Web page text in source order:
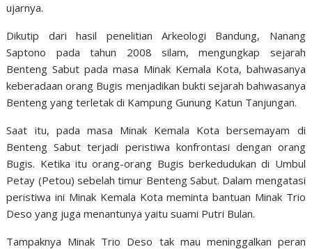
ujarnya.
Dikutip dari hasil penelitian Arkeologi Bandung, Nanang
Saptono pada tahun 2008 silam, mengungkap sejarah
Benteng Sabut pada masa Minak Kemala Kota, bahwasanya
keberadaan orang Bugis menjadikan bukti sejarah bahwasanya
Benteng yang terletak di Kampung Gunung Katun Tanjungan.
Saat itu, pada masa Minak Kemala Kota bersemayam di
Benteng Sabut terjadi peristiwa konfrontasi dengan orang
Bugis. Ketika itu orang-orang Bugis berkedudukan di Umbul
Petay (Petou) sebelah timur Benteng Sabut. Dalam mengatasi
peristiwa ini Minak Kemala Kota meminta bantuan Minak Trio
Deso yang juga menantunya yaitu suami Putri Bulan.
Tampaknya Minak Trio Deso tak mau meninggalkan peran